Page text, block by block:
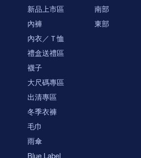
新品上市區
內褲
內衣／Ｔ恤
禮盒送禮區
襪子
大尺碼專區
出清專區
冬季衣褲
毛巾
雨傘
Blue Label
南部
東部